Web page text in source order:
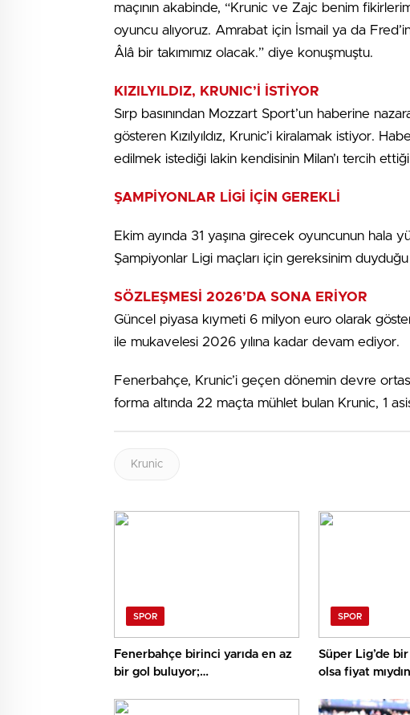
maçının akabinde, “Krunic ve Zajc benim
oyuncu alıyoruz. Amrabat için İsmail ya da
Âlâ bir takımımız olacak.” diye konuşmuştu.
KIZILYILDIZ, KRUNIC’İ İSTİYOR
Sırp basınından Mozzart Sport’un haberine
gösteren Kızılyıldız, Krunic’i kiralamak istiyor.
edilmek istediği lakin kendisinin Milan’ı tercih
ŞAMPİYONLAR LİGİ İÇİN GEREKLİ
Ekim ayında 31 yaşına girecek oyuncunun hala
Şampiyonlar Ligi maçları için gereksinim duyduğu
SÖZLEŞMESİ 2026’DA SONA ERİYOR
Güncel piyasa kıymeti 6 milyon euro olarak
ile mukavelesi 2026 yılına kadar devam ediyor.
Fenerbahçe, Krunic’i geçen dönemin devre
forma altında 22 maçta mühlet bulan Krunic, 1
Krunic
SPOR
Fenerbahçe birinci yarıda en az
bir gol buluyor;
üst bitiyor… İşte Misli’den Günün
SPOR
Süper Lig’de bir
olsa fiyat